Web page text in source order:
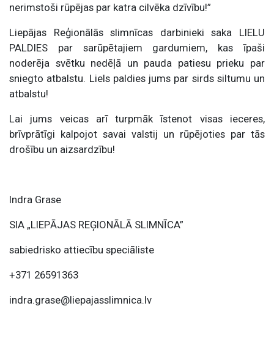
nerimstoši rūpējas par katra cilvēka dzīvību!”
Liepājas Reģionālās slimnīcas darbinieki saka LIELU
PALDIES par sarūpētajiem gardumiem, kas īpaši
noderēja svētku nedēļā un pauda patiesu prieku par
sniegto atbalstu. Liels paldies jums par sirds siltumu un
atbalstu!
Lai jums veicas arī turpmāk īstenot visas ieceres,
brīvprātīgi kalpojot savai valstij un rūpējoties par tās
drošību un aizsardzību!
Indra Grase
SIA „LIEPĀJAS REĢIONĀLĀ SLIMNĪCA”
sabiedrisko attiecību speciāliste
+371 26591363
indra.grase@liepajasslimnica.lv